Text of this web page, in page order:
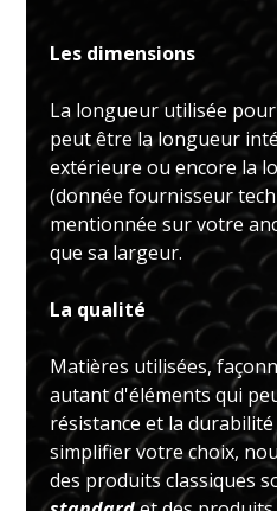
Les dimensions
La longueur utilisée
peut être la longueur
extérieure ou encore la
(donnée fournisseur
mentionnée sur votre
que sa largeur.
La qualité
Matières utilisées,
autant d'éléments qui
résistance et la
simplifier votre choix,
des produits classiques